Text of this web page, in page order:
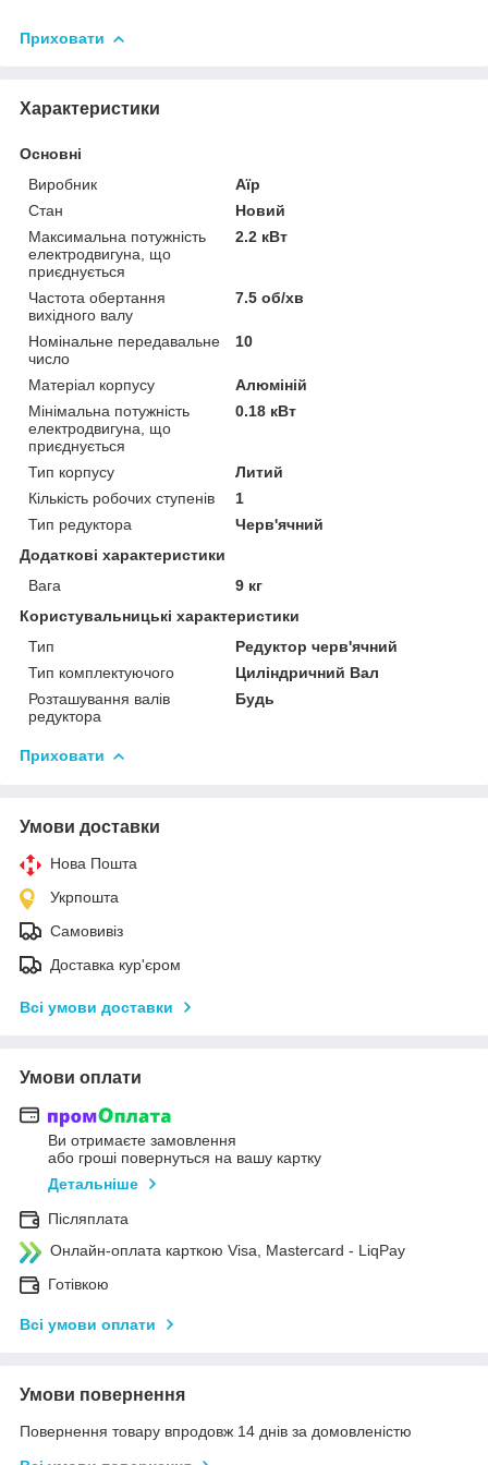
Приховати
Характеристики
Основні
Виробник
Аїр
Стан
Новий
Максимальна потужність
електродвигуна, що
приєднується
2.2 кВт
Частота обертання
вихідного валу
7.5 об/хв
Номінальне передавальне
число
10
Матеріал корпусу
Алюміній
Мінімальна потужність
електродвигуна, що
приєднується
0.18 кВт
Тип корпусу
Литий
Кількість робочих ступенів
1
Тип редуктора
Черв'ячний
Додаткові характеристики
Вага
9 кг
Користувальницькі характеристики
Тип
Редуктор черв'ячний
Тип комплектуючого
Циліндричний Вал
Розташування валів
редуктора
Будь
Приховати
Умови доставки
Нова Пошта
Укрпошта
Самовивіз
Доставка кур'єром
Всі умови доставки
Умови оплати
Ви отримаєте замовлення
або гроші повернуться на вашу картку
Детальніше
Післяплата
Онлайн-оплата карткою Visa, Mastercard - LiqPay
Готівкою
Всі умови оплати
Умови повернення
Повернення товару впродовж 14 днів за домовленістю